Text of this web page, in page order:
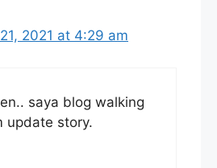
2021 at 4:29 am
saya blog walking
update story.